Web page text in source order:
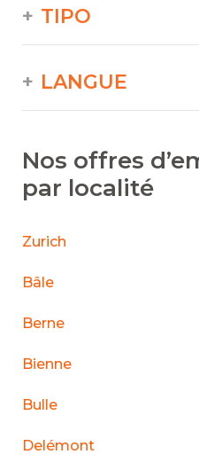
TIPO
LANGUE
Nos offres
par localité
Zurich
Bâle
Berne
Bienne
Bulle
Delémont